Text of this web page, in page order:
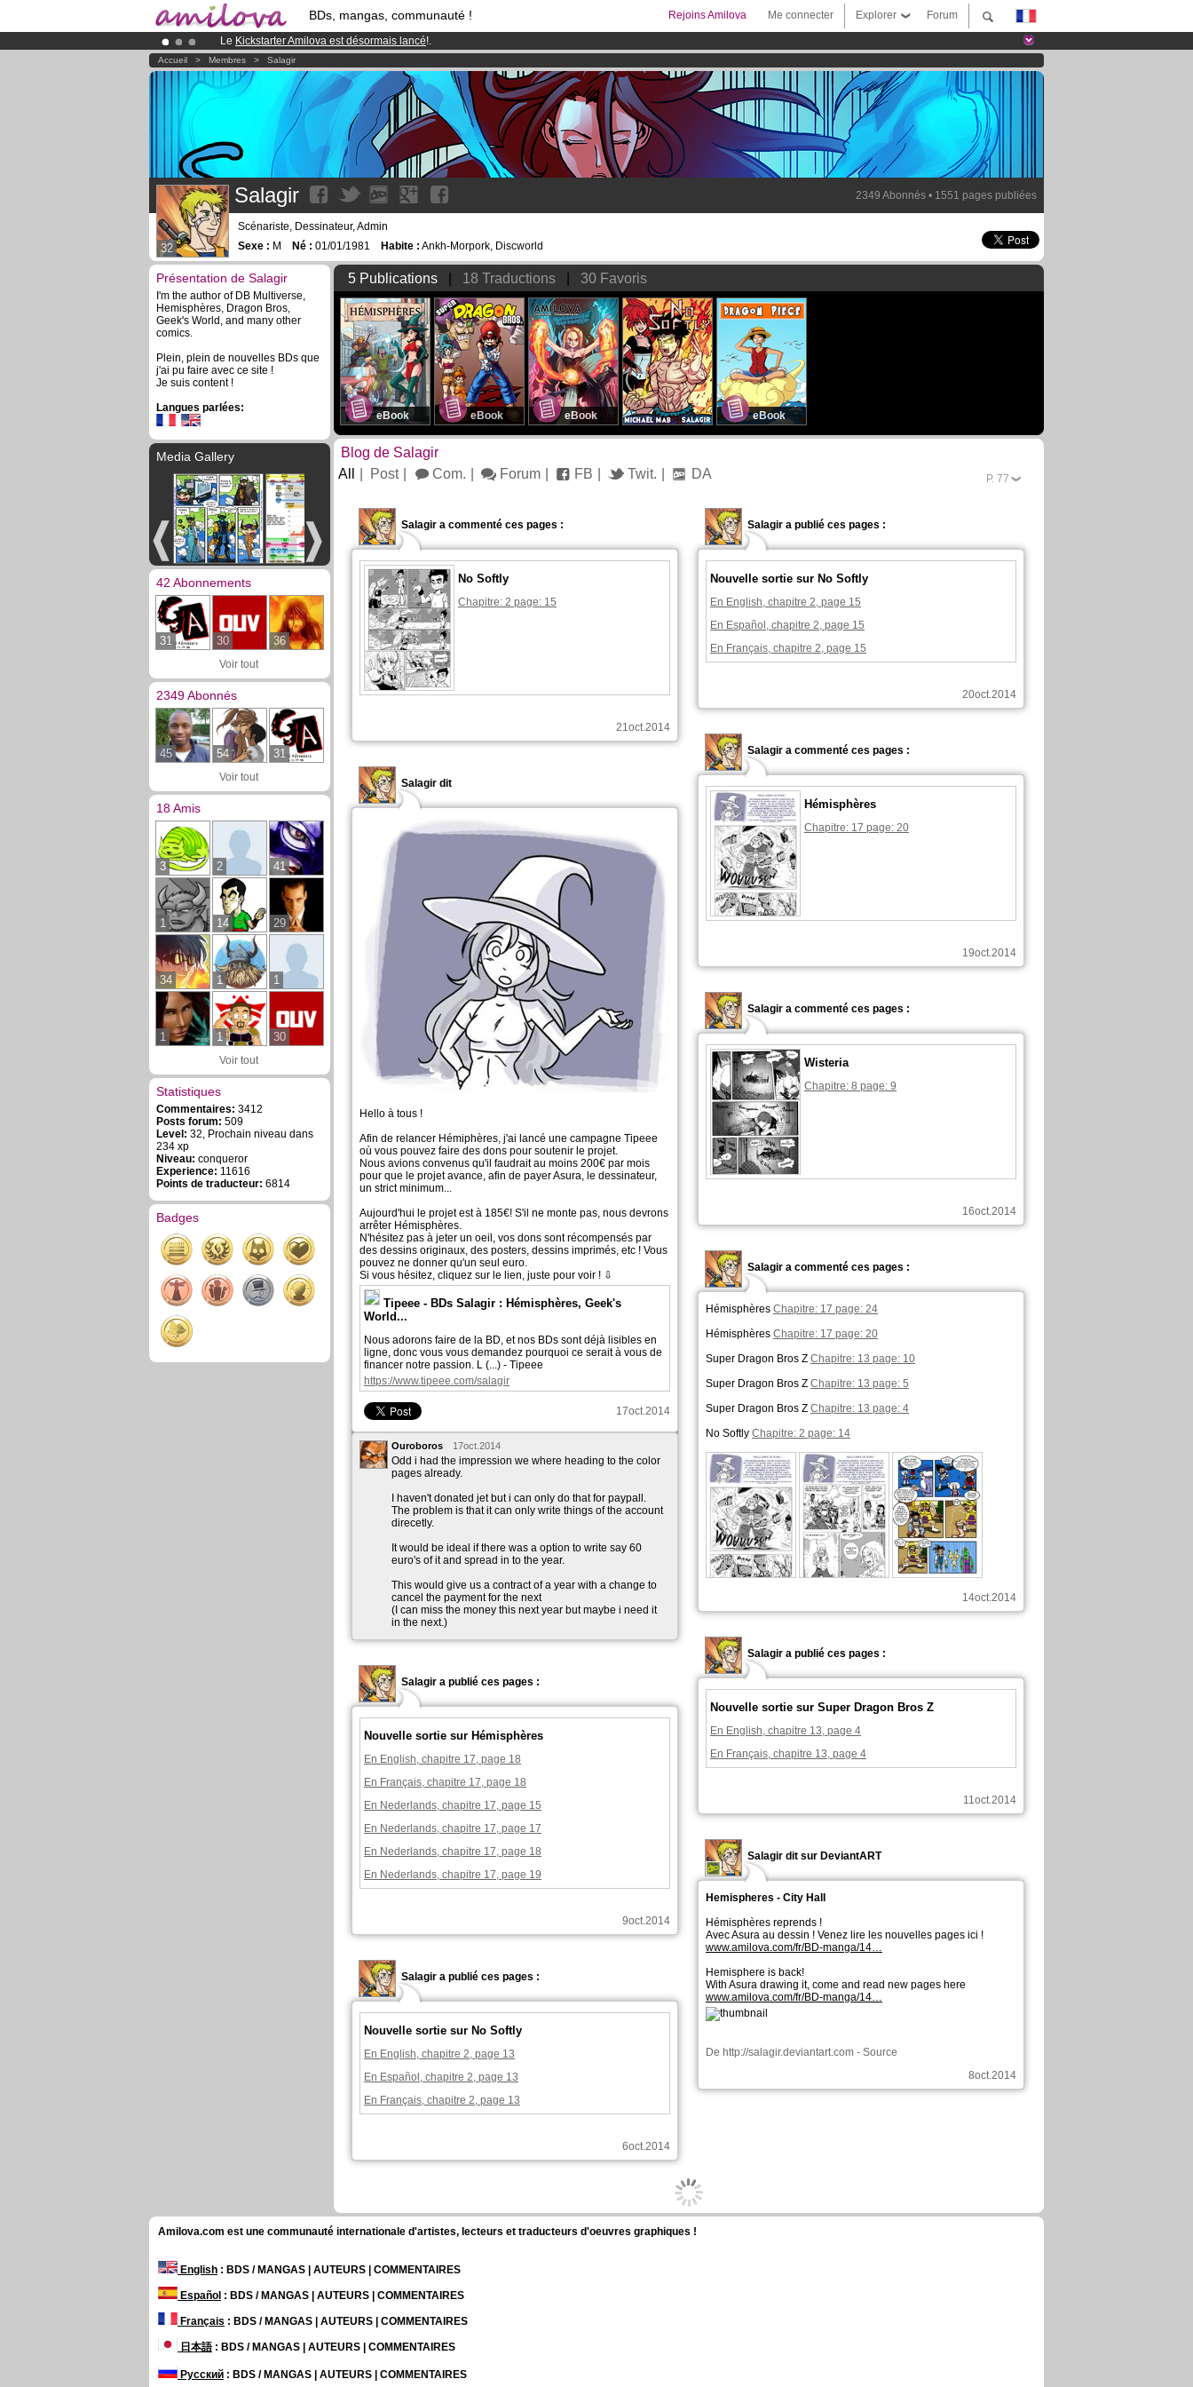
BDs, mangas, communauté ! Forum
Explorer
Me connecter
Rejoins Amilova
Le Kickstarter Amilova est désormais lancé!.
Abonnement premium: à partir de3.95 eurospar mois !Clique ici pour t'abonner
Déjà 134393membreset 1208BDs & Mangas!
Accueil > Membres > Salagir
2349 Abonnés • 1551 pages publiées
32
Salagir
Scénariste, Dessinateur, Admin
Sexe : M Né : 01/01/1981 Habite : Ankh-Morpork, Discworld
Présentation de Salagir
I'm the author of DB Multiverse,
Hemisphères, Dragon Bros,
Geek's World, and many other
comics.
Plein, plein de nouvelles BDs que
j'ai pu faire avec ce site !
Je suis content !
Langues parlées:
Media Gallery
42 Abonnements
31 30 36
Voir tout
2349 Abonnés
45 54 31
Voir tout
18 Amis
3 2 41
1 14 29
34 1 1
1 1 30
Voir tout
Statistiques
Commentaires: 3412
Posts forum: 509
Level: 32, Prochain niveau dans
234 xp
Niveau: conqueror
Experience: 11616
Points de traducteur: 6814
Badges
5 Publications 18 Traductions 30 Favoris
eBook eBook eBook eBook
Blog de Salagir
P. 2
All Post Com. Forum FB Twit. DA
Salagir a commenté ces pages :
No Softly
Chapitre: 2 page: 15
21oct.2014
Salagir a publié ces pages :
Nouvelle sortie sur No Softly
En English, chapitre 2, page 15
En Español, chapitre 2, page 15
En Français, chapitre 2, page 15
20oct.2014
Salagir a commenté ces pages :
Hémisphères
Chapitre: 17 page: 20
19oct.2014
Salagir dit
Hello à tous !
Afin de relancer Hémiphères, j'ai lancé une campagne Tipeee
où vous pouvez faire des dons pour soutenir le projet.
Nous avions convenus qu'il faudrait au moins 200€ par mois
pour que le projet avance, afin de payer Asura, le dessinateur,
un strict minimum...
Aujourd'hui le projet est à 185€! S'il ne monte pas, nous devrons
arrêter Hémisphères.
N'hésitez pas à jeter un oeil, vos dons sont récompensés par
des dessins originaux, des posters, dessins imprimés, etc ! Vous
pouvez ne donner qu'un seul euro.
Si vous hésitez, cliquez sur le lien, juste pour voir ! ⇩
Tipeee - BDs Salagir : Hémisphères, Geek's
World...
Nous adorons faire de la BD, et nos BDs sont déjà lisibles en
ligne, donc vous vous demandez pourquoi ce serait à vous de
financer notre passion. L (...) - Tipeee
https://www.tipeee.com/salagir
17oct.2014
Ouroboros 17oct.2014
Odd i had the impression we where heading to the color
pages already.
I haven't donated jet but i can only do that for paypall.
The problem is that it can only write things of the account
direcetly.
It would be ideal if there was a option to write say 60
euro's of it and spread in to the year.
This would give us a contract of a year with a change to
cancel the payment for the next
(I can miss the money this next year but maybe i need it
in the next.)
Salagir a commenté ces pages :
Wisteria
Chapitre: 8 page: 9
16oct.2014
Salagir a commenté ces pages :
Hémisphères Chapitre: 17 page: 24
Hémisphères Chapitre: 17 page: 20
Super Dragon Bros Z Chapitre: 13 page: 10
Super Dragon Bros Z Chapitre: 13 page: 5
Super Dragon Bros Z Chapitre: 13 page: 4
No Softly Chapitre: 2 page: 14
14oct.2014
Salagir a publié ces pages :
Nouvelle sortie sur Super Dragon Bros Z
En English, chapitre 13, page 4
En Français, chapitre 13, page 4
11oct.2014
Salagir a publié ces pages :
Nouvelle sortie sur Hémisphères
En English, chapitre 17, page 18
En Français, chapitre 17, page 18
En Nederlands, chapitre 17, page 15
En Nederlands, chapitre 17, page 17
En Nederlands, chapitre 17, page 18
En Nederlands, chapitre 17, page 19
9oct.2014
Salagir dit sur DeviantART
Hemispheres - City Hall
Hémisphères reprends !
Avec Asura au dessin ! Venez lire les nouvelles pages ici !
www.amilova.com/fr/BD-manga/14…
Hemisphere is back!
With Asura drawing it, come and read new pages here
www.amilova.com/fr/BD-manga/14…
De http://salagir.deviantart.com - Source
8oct.2014
Salagir a publié ces pages :
Nouvelle sortie sur No Softly
En English, chapitre 2, page 13
En Español, chapitre 2, page 13
En Français, chapitre 2, page 13
6oct.2014